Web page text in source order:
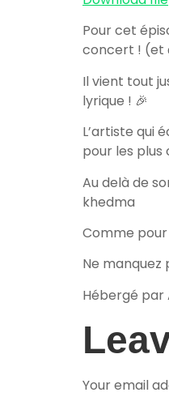
Pour cet
concert ! (et
Il vient tout
lyrique ! 🎉
L’artiste qui
pour les plus
Au delà de
khedma
Comme
Ne manquez
Hébergé par
Your email